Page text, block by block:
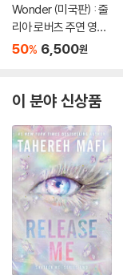
Wonder (미국판) : 줄
리아 로버츠 주연 영화
'원더' 원작 소설
50% 6,500원
이 분야 신상품